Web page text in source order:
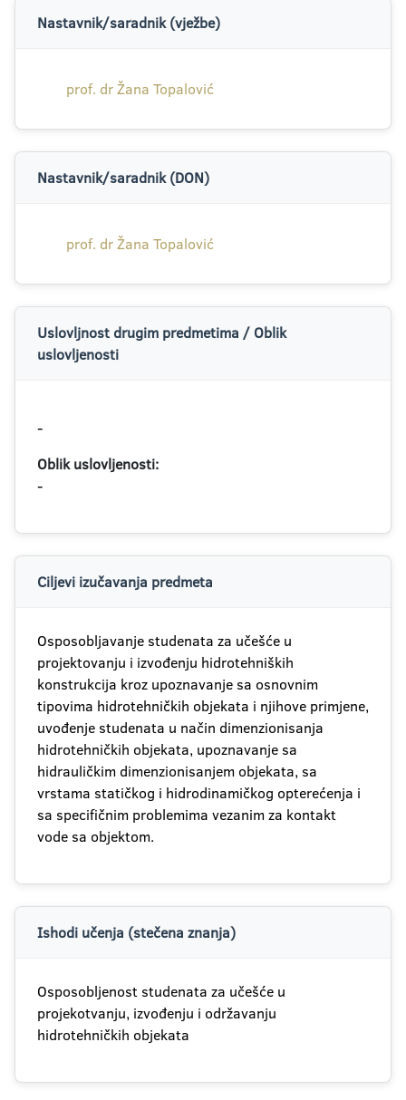
Nastavnik/saradnik (vježbe)
prof. dr Žana Topalović
Nastavnik/saradnik (DON)
prof. dr Žana Topalović
Uslovljnost drugim predmetima / Oblik
uslovljenosti
-
Oblik uslovljenosti:
-
Ciljevi izučavanja predmeta
Osposobljavanje studenata za učešće u
projektovanju i izvođenju hidrotehniških
konstrukcija kroz upoznavanje sa osnovnim
tipovima hidrotehničkih objekata i njihove primjene,
uvođenje studenata u način dimenzionisanja
hidrotehničkih objekata, upoznavanje sa
hidrauličkim dimenzionisanjem objekata, sa
vrstama statičkog i hidrodinamičkog opterećenja i
sa specifičnim problemima vezanim za kontakt
vode sa objektom.
Ishodi učenja (stečena znanja)
Osposobljenost studenata za učešće u
projekotvanju, izvođenju i održavanju
hidrotehničkih objekata